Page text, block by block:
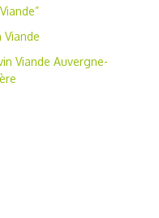
Viande Auvergne-